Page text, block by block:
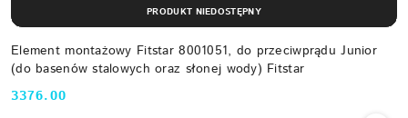
Element montażowy Fitstar 8001051, do przeciwprądu Junior
(do basenów stalowych oraz słonej wody) Fitstar
Cena:
3376.00
PRODUKT NIEDOSTĘPNY